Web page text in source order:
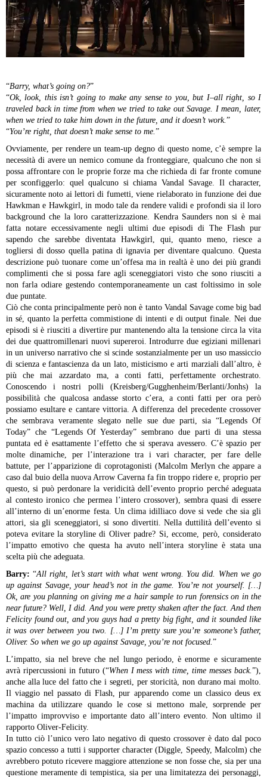
“Barry, what’s going on?”
“Ok, look, this isn’t going to make any sense to you, but I–all right, so I
traveled back in time from when we tried to take out Savage. I mean, later,
when we tried to take him down in the future, and it doesn’t work.”
“You’re right, that doesn’t make sense to me.”
Ovviamente, per rendere un team-up degno di questo nome, c’è sempre la
necessità di avere un nemico comune da fronteggiare, qualcuno che non si
possa affrontare con le proprie forze ma che richieda di far fronte comune
per sconfiggerlo: quel qualcuno si chiama Vandal Savage. Il character,
sicuramente noto ai lettori di fumetti, viene rielaborato in funzione dei due
Hawkman e Hawkgirl, in modo tale da rendere validi e profondi sia il loro
background che la loro caratterizzazione. Kendra Saunders non si è mai
fatta notare eccessivamente negli ultimi due episodi di The Flash pur
sapendo che sarebbe diventata Hawkgirl, qui, quanto meno, riesce a
togliersi di dosso quella patina di ignavia per diventare qualcuno. Questa
descrizione può tuonare come un’offesa ma in realtà è uno dei più grandi
complimenti che si possa fare agli sceneggiatori visto che sono riusciti a
non farla odiare gestendo contemporaneamente un cast foltissimo in sole
due puntate.
Ciò che conta principalmente però non è tanto Vandal Savage come big bad
in sé, quanto la perfetta commistione di intenti e di output finale. Nei due
episodi si è riusciti a divertire pur mantenendo alta la tensione circa la vita
dei due quattromillenari nuovi supereroi. Introdurre due egiziani millenari
in un universo narrativo che si scinde sostanzialmente per un uso massiccio
di scienza e fantascienza da un lato, misticismo e arti marziali dall’altro, è
più che mai azzardato ma, a conti fatti, perfettamente orchestrato.
Conoscendo i nostri polli (Kreisberg/Gugghenheim/Berlanti/Jonhs) la
possibilità che qualcosa andasse storto c’era, a conti fatti per ora però
possiamo esultare e cantare vittoria. A differenza del precedente crossover
che sembrava veramente slegato nelle sue due parti, sia “Legends Of
Today” che “Legends Of Yesterday” sembrano due parti di una stessa
puntata ed è esattamente l’effetto che si sperava avessero. C’è spazio per
molte dinamiche, per l’interazione tra i vari character, per fare delle
battute, per l’apparizione di coprotagonisti (Malcolm Merlyn che appare a
caso dal buio della nuova Arrow Caverna fa fin troppo ridere e, proprio per
questo, si può perdonare la veridicità dell’evento proprio perché adeguata
al contesto ironico che permea l’intero crossover), sembra quasi di essere
all’interno di un’enorme festa. Un clima idilliaco dove si vede che sia gli
attori, sia gli sceneggiatori, si sono divertiti. Nella duttilità dell’evento si
poteva evitare la storyline di Oliver padre? Si, eccome, però, considerato
l’impatto emotivo che questa ha avuto nell’intera storyline è stata una
scelta più che adeguata.
Barry:“All right, let’s start with what went wrong. You did. When we go
up against Savage, your head’s not in the game. You’re not yourself. […]
Ok, are you planning on giving me a hair sample to run forensics on in the
near future? Well, I did. And you were pretty shaken after the fact. And then
Felicity found out, and you guys had a pretty big fight, and it sounded like
it was over between you two. […] I’m pretty sure you’re someone’s father,
Oliver. So when we go up against Savage, you’re not focused.”
L’impatto, sia nel breve che nel lungo periodo, è enorme e sicuramente
avrà ripercussioni in futuro (“When I mess with time, time messes back.”),
anche alla luce del fatto che i segreti, per storicità, non durano mai molto.
Il viaggio nel passato di Flash, pur apparendo come un classico deus ex
machina da utilizzare quando le cose si mettono male, sorprende per
l’impatto improvviso e importante dato all’intero evento. Non ultimo il
rapporto Oliver-Felicity.
In tutto ciò l’unico vero lato negativo di questo crossover è dato dal poco
spazio concesso a tutti i supporter character (Diggle, Speedy, Malcolm) che
avrebbero potuto ricevere maggiore attenzione se non fosse che, sia per una
questione meramente di tempistica, sia per una limitatezza dei personaggi,